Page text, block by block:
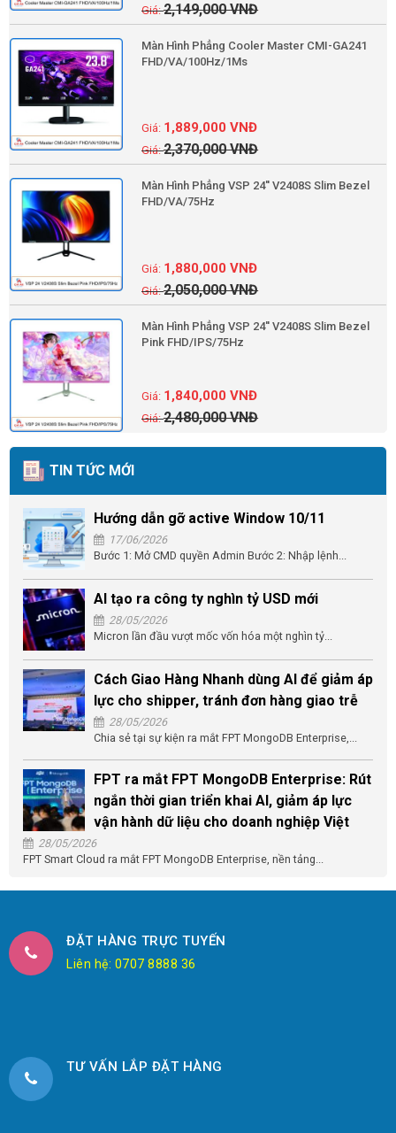
2,149,000VNĐ
Màn Hình Phẳng Cooler Master CMI-GA241
FHD/VA/100Hz/1Ms
2,370,000VNĐ
1,889,000VNĐ
Màn Hình Phẳng VSP 24'' V2408S Slim Bezel
FHD/VA/75Hz
2,050,000VNĐ
1,880,000VNĐ
Màn Hình Phẳng VSP 24'' V2408S Slim Bezel
Pink FHD/IPS/75Hz
2,480,000VNĐ
1,840,000VNĐ
TIN TỨC MỚI
Hướng dẫn gỡ active Window 10/11
17/06/2026
Bước 1: Mở CMD quyền Admin Bước 2: Nhập lệnh...
AI tạo ra công ty nghìn tỷ USD mới
28/05/2026
Micron lần đầu vượt mốc vốn hóa một nghìn tỷ...
Cách Giao Hàng Nhanh dùng AI để giảm áp
lực cho shipper, tránh đơn hàng giao trễ
28/05/2026
Chia sẻ tại sự kiện ra mắt FPT MongoDB Enterprise,...
FPT ra mắt FPT MongoDB Enterprise: Rút
ngắn thời gian triển khai AI, giảm áp lực
vận hành dữ liệu cho doanh nghiệp Việt
28/05/2026
FPT Smart Cloud ra mắt FPT MongoDB Enterprise, nền tảng...
ĐẶT HÀNG TRỰC TUYẾN
Liên hệ: 0707 8888 36
TƯ VẤN LẮP ĐẶT HÀNG